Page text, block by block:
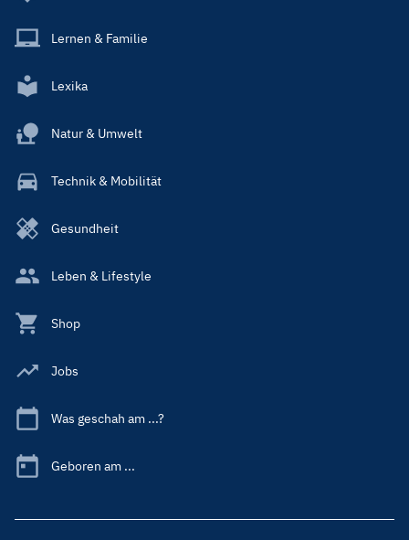
Lernen & Familie
Lexika
Natur & Umwelt
Technik & Mobilität
Gesundheit
Leben & Lifestyle
Shop
Jobs
Was geschah am ...?
Geboren am ...